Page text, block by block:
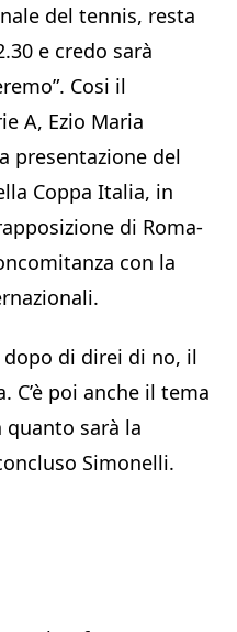
del tennis, resta
e credo sarà
Cosi il
A, Ezio Maria
presentazione del
Coppa Italia, in
di Roma-
con la
di direi di no, il
C’è poi anche il tema
sarà la
Simonelli.